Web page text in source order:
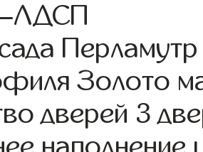
Перламутр
Золото
дверей 3